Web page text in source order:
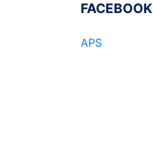
FACEBOOK
APS